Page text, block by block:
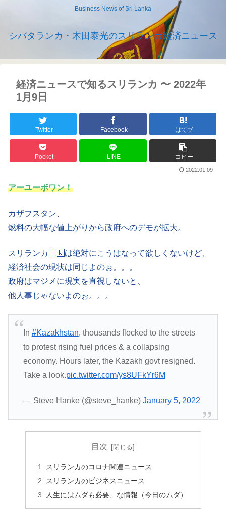
Business News of Sri Lanka
シバタランカ・木田泰光のスリランカ経済ニュース
経済ニュースで知るスリランカ 〜 2022年
1月9日
Twitter Facebook はてブ
Pocket LINE コピー
2022.01.09
アーユーボワン！
カザフスタン、
燃料の大幅な値上がりから政府へのデモが拡大。
スリランカ🇱🇰は絶対にこうはなって欲しくないけど、
経済社会の現状は同じよのぉ。。。
政府はマジメに現実を直視しないと、
他人事じゃないよのぉ。。。
In #Kazakhstan, thousands flocked to the streets
to protest rising fuel prices & a collapsing
economy. Hours later, the Kazakh govt resigned.
Take a look.pic.twitter.com/ys8UFkYr6M
— Steve Hanke (@steve_hanke) January 5, 2022
目次
スリランカのコロナ関連ニュース
スリランカのビジネスニュース
人生にはムダも必要、な情報（今日のムダ）